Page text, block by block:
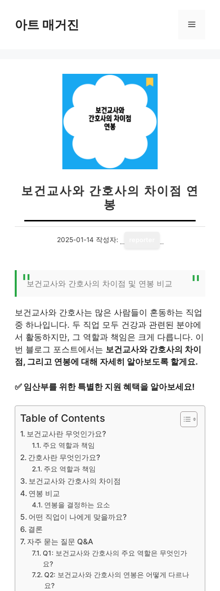
아트 매거진 메
보건교사와 간호사의 차이점 연
봉
2025-01-14 작성자:
보건교사와 간호사의 차이점 및 연봉 비교
보건교사와 간호사는 많은 사람들이 혼동하는 직업
중 하나입니다. 두 직업 모두 건강과 관련된 분야에
서 활동하지만, 그 역할과 책임은 크게 다릅니다. 이
번 블로그 포스트에서는 보건교사와 간호사의 차이
점, 그리고 연봉에 대해 자세히 알아보도록 할게요.
✅ 임산부를 위한 특별한 지원 혜택을 알아보세요!
Table of Contents
보건교사란 무엇인가요?
주요 역할과 책임
간호사란 무엇인가요?
주요 역할과 책임
보건교사와 간호사의 차이점
연봉 비교
연봉을 결정하는 요소
어떤 직업이 나에게 맞을까요?
결론
자주 묻는 질문 Q&A
Q1: 보건교사와 간호사의 주요 역할은 무엇인가
요?
Q2: 보건교사와 간호사의 연봉은 어떻게 다르나
요?